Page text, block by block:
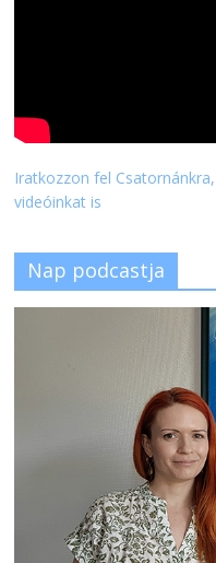
Iratkozzon fel
videóinkat is
Nap podcastja